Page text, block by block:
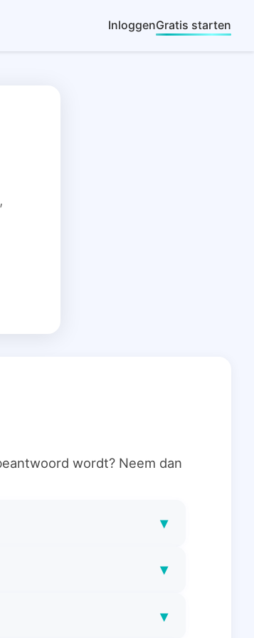
InloggenGratis starten
wordt? Neem dan
▾
▾
▾